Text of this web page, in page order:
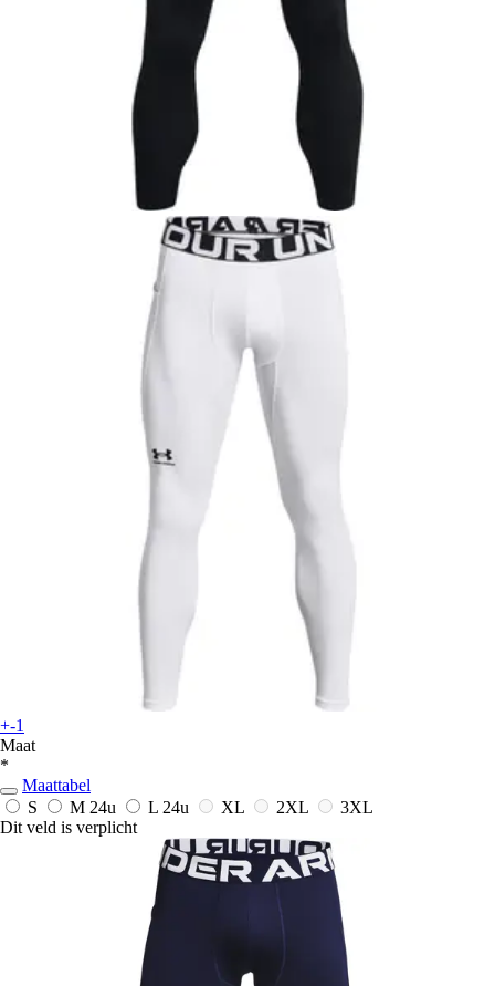
+-1
Maat
*
Maattabel
S
M 24u L 24u XL 2XL
3XL
Dit veld is verplicht